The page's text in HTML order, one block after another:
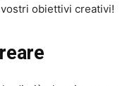
obiettivi creativi!